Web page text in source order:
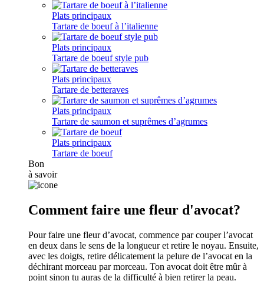
Plats principaux
Tartare de boeuf à l’italienne
Plats principaux
Tartare de boeuf style pub
Plats principaux
Tartare de betteraves
Plats principaux
Tartare de saumon et suprêmes d’agrumes
Plats principaux
Tartare de boeuf
Bon
à savoir
Comment faire une fleur d'avocat?
Pour faire une fleur d’avocat, commence par couper l’avocat
en deux dans le sens de la longueur et retire le noyau. Ensuite,
avec les doigts, retire délicatement la pelure de l’avocat en la
déchirant morceau par morceau. Ton avocat doit être mûr à
point sinon tu auras de la difficulté à bien retirer la peau.